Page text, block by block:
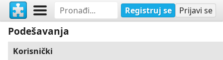
Registruj se Prijavi se
Podešavanja
Korisnički